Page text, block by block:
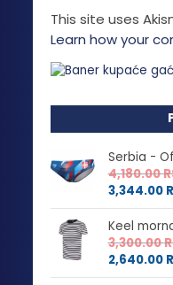
stranici
This site uses
Learn how your
Serbia -
4,180.00
3,344.00
Keel
3,300.00
2,640.00